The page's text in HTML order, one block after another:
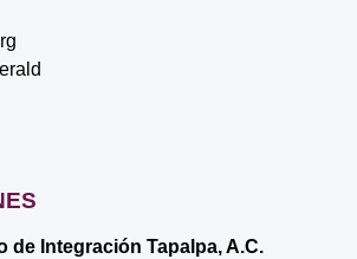
de Integración Tapalpa, A.C.